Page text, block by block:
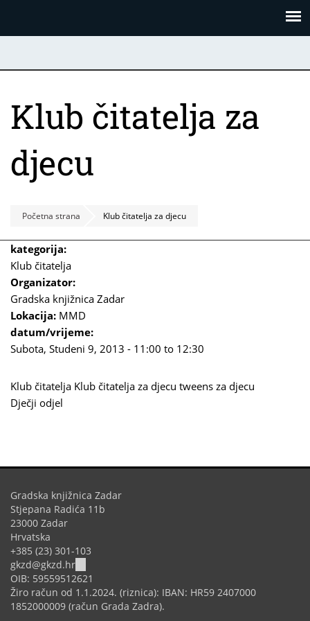
Klub čitatelja za
djecu
Početna strana Klub čitatelja za djecu
kategorija:
Klub čitatelja
Organizator:
Gradska knjižnica Zadar
Lokacija: MMD
datum/vrijeme:
Subota, Studeni 9, 2013 - 11:00 to 12:30
Klub čitatelja Klub čitatelja za djecu tweens za djecu
Dječji odjel
Gradska knjižnica Zadar
Stjepana Radića 11b
23000 Zadar
Hrvatska
+385 (23) 301-103
gkzd@gkzd.hr
sends
e-
mail)
OIB: 59559512621
Žiro račun od 1.1.2024. (riznica): IBAN: HR59 2407000
1852000009 (račun Grada Zadra).